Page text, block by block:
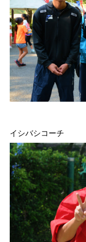
イシバシコーチ